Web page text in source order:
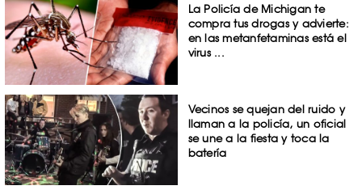
La Policía de Michigan te
compra tus drogas y advierte:
en las metanfetaminas está el
virus ...
Vecinos se quejan del ruido y
llaman a la policía, un oficial
se une a la fiesta y toca la
batería